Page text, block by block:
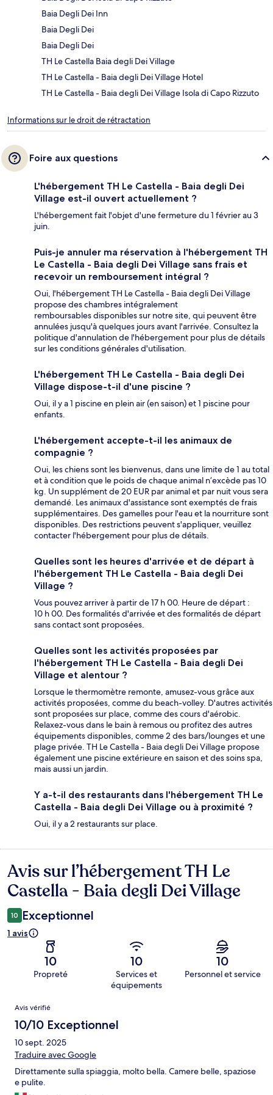
Baia Degli Dei Inn
Baia Degli Dei
Baia Degli Dei
TH Le Castella Baia degli Dei Village
TH Le Castella - Baia degli Dei Village Hotel
TH Le Castella - Baia degli Dei Village Isola di Capo Rizzuto
Informations sur le droit de rétractation
Foire aux questions
L'hébergement TH Le Castella - Baia degli Dei
Village est-il ouvert actuellement ?
L'hébergement fait l'objet d'une fermeture du 1 février au 3
juin.
Puis-je annuler ma réservation à l'hébergement TH
Le Castella - Baia degli Dei Village sans frais et
recevoir un remboursement intégral ?
Oui, l'hébergement TH Le Castella - Baia degli Dei Village
propose des chambres intégralement
remboursables disponibles sur notre site, qui peuvent être
annulées jusqu'à quelques jours avant l'arrivée. Consultez la
politique d'annulation de l'hébergement pour plus de détails
sur les conditions générales d'utilisation.
L'hébergement TH Le Castella - Baia degli Dei
Village dispose-t-il d'une piscine ?
Oui, il y a 1 piscine en plein air (en saison) et 1 piscine pour
enfants.
L'hébergement accepte-t-il les animaux de
compagnie ?
Oui, les chiens sont les bienvenus, dans une limite de 1 au total
et à condition que le poids de chaque animal n’excède pas 10
kg. Un supplément de 20 EUR par animal et par nuit vous sera
demandé. Les animaux d'assistance sont exemptés de frais
supplémentaires. Des gamelles pour l'eau et la nourriture sont
disponibles. Des restrictions peuvent s'appliquer, veuillez
contacter l'hébergement pour plus de détails.
Quelles sont les heures d'arrivée et de départ à
l'hébergement TH Le Castella - Baia degli Dei
Village ?
Vous pouvez arriver à partir de 17 h 00. Heure de départ :
10 h 00. Des formalités d'arrivée et des formalités de départ
sans contact sont proposées.
Quelles sont les activités proposées par
l'hébergement TH Le Castella - Baia degli Dei
Village et alentour ?
Lorsque le thermomètre remonte, amusez-vous grâce aux
activités proposées, comme du beach-volley. D'autres activités
sont proposées sur place, comme des cours d'aérobic.
Relaxez-vous dans le bain à remous ou profitez des autres
équipements disponibles, comme 2 des bars/lounges et une
plage privée. TH Le Castella - Baia degli Dei Village propose
également une piscine extérieure en saison et des soins spa,
mais aussi un jardin.
Y a-t-il des restaurants dans l'hébergement TH Le
Castella - Baia degli Dei Village ou à proximité ?
Oui, il y a 2 restaurants sur place.
Avis
Avis sur l’hébergement TH Le
Castella - Baia degli Dei Village
10 Exceptionnel
1 avis
10
Propreté
10
Services et
équipements
10
Personnel et service
Avis
Avis vérifié
10/10 Exceptionnel
10 sept. 2025
Traduire avec Google
Direttamente sulla spiaggia, molto bella. Camere belle, spaziose
e pulite.